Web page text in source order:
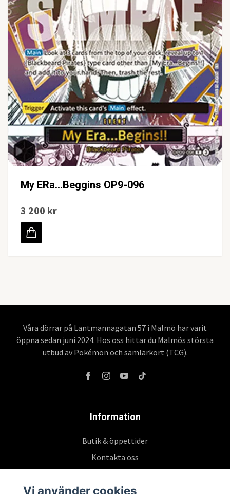
My ERa...Beggins OP9-096
3 200 kr
Våra dörrar på Lantmannagatan 57 i Malmö har varit
öppna sedan juni 2024. Hos oss hittar du Malmös största
utbud av Pokémon och samlarkort (TCG).
Information
Butik & öppettider
Kontakta oss
Vi använder cookies